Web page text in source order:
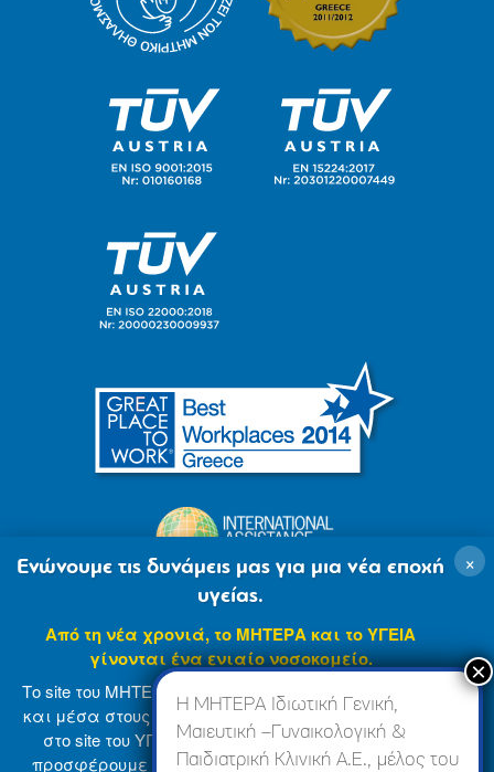
© 2007-2024 ΜΗΤΕΡΑ Α.Ε Όροι Χρήσης
Η ΜΗΤΕΡΑ Ιδιωτική Γενική,
Μαιευτική –Γυναικολογική &
Παιδιατρική Κλινική Α.Ε., μέλος του
×
Ενώνουμε τις δυνάμεις μας για μια νέα εποχή
υγείας.
Από τη νέα χρονιά, το ΜΗΤΕΡΑ και το ΥΓΕΙΑ
γίνονται ένα ενιαίο νοσοκομείο.
Το site του ΜΗΤΕΡΑ βρίσκεται σε φάση ανανέωσης
και μέσα στους επόμενους μήνες θα ενσωματωθεί
στο site του ΥΓΕΙΑ (www.hygeia.gr), ώστε να σας
προσφέρουμε μια πιο ολοκληρωμένη και ενιαία